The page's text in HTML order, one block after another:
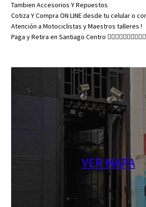
Tambien Accesorios Y Repuestos
Cotiza Y Compra ON LINE desde tu celular o
Atención a Motociclistas y Maestros talleres !
Paga y Retira en Santiago Centro 👇🏼👇🏼👇🏼👇🏼👇🏼
VER MAPA